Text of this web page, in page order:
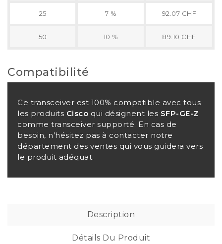
25 7 % 92.07 CHF
50 10 % 89.10 CHF
Compatibilité
Ce transceiver est 100% compatible avec tous
les produits Cisco qui désignent les SFP-GE-Z
comme transceiver supporté. En cas de
besoin, n’hésitez pas à contacter notre
département des ventes qui vous guidera vers
le produit adéquat.
Description
Détails Du Produit